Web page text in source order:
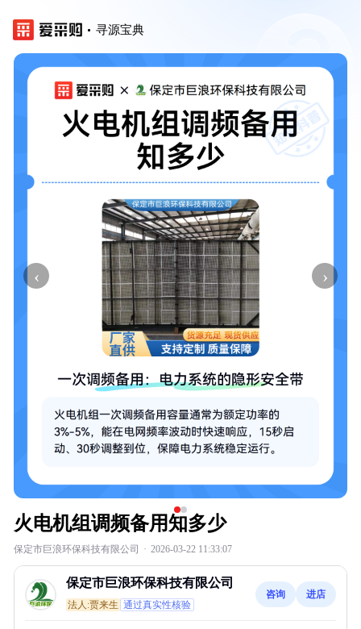
寻源宝典
‹ ›
火电机组调频备用知多少
保定市巨浪环保科技有限公司 · 2026-03-22 11:33:07
保定市巨浪环保科技有限公司
法人:贾来生 通过真实性核验
咨询 进店